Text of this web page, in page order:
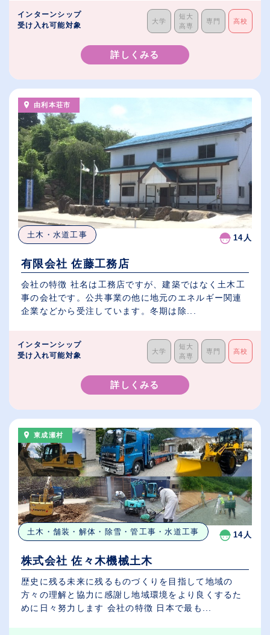
インターンシップ
受け入れ可能対象
大学
短大
高専
専門 高校
詳しくみる
由利本荘市
土木・水道工事 14人
有限会社 佐藤工務店
会社の特徴 社名は工務店ですが、建築ではなく土木工
事の会社です。公共事業の他に地元のエネルギー関連
企業などから受注しています。冬期は除...
インターンシップ
受け入れ可能対象
大学
短大
高専
専門 高校
詳しくみる
東成瀬村
土木・舗装・解体・除雪・管工事・水道工事 14人
株式会社 佐々木機械土木
歴史に残る未来に残るものづくりを目指して地域の
方々の理解と協力に感謝し地域環境をより良くするた
めに日々努力します 会社の特徴 日本で最も...